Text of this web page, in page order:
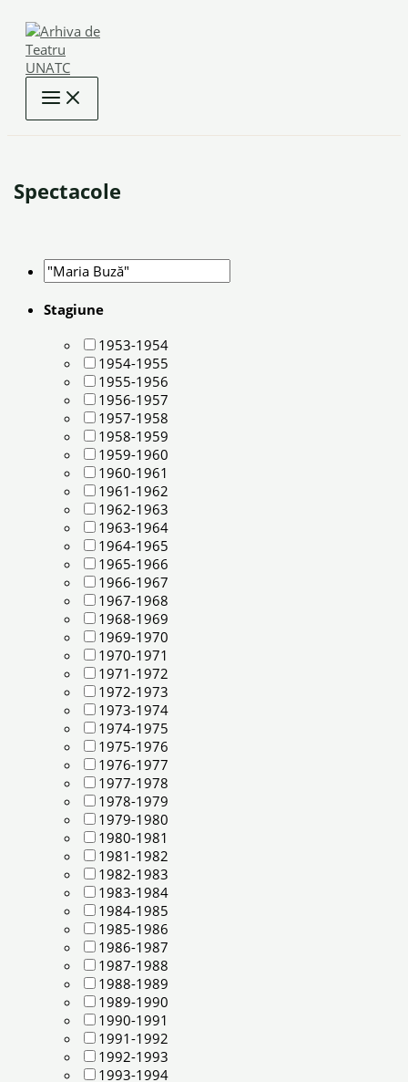
content
Spectacole
Stagiune
1953-1954
1954-1955
1955-1956
1956-1957
1957-1958
1958-1959
1959-1960
1960-1961
1961-1962
1962-1963
1963-1964
1964-1965
1965-1966
1966-1967
1967-1968
1968-1969
1969-1970
1970-1971
1971-1972
1972-1973
1973-1974
1974-1975
1975-1976
1976-1977
1977-1978
1978-1979
1979-1980
1980-1981
1981-1982
1982-1983
1983-1984
1984-1985
1985-1986
1986-1987
1987-1988
1988-1989
1989-1990
1990-1991
1991-1992
1992-1993
1993-1994